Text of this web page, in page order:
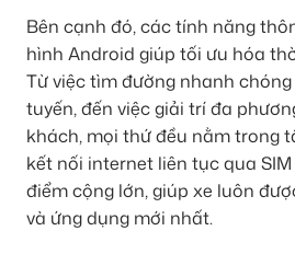
Bên cạnh đó, các tính năng
hình Android giúp tối ưu hóa
Từ việc tìm đường nhanh
tuyến, đến việc giải trí đa
khách, mọi thứ đều nằm trong
kết nối internet liên tục qua
điểm cộng lớn, giúp xe luôn
và ứng dụng mới nhất.